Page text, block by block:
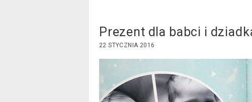
Prezent dla babci i
22 STYCZNIA 2016